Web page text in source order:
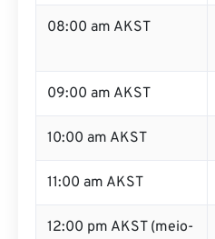
08:00 am AKST
09:00 am AKST
10:00 am AKST
11:00 am AKST
12:00 pm AKST (meio-